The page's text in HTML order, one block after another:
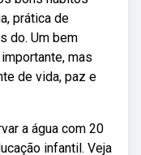
prática de
do. Um bem
mas
de vida, paz e
a água com 20
infantil. Veja